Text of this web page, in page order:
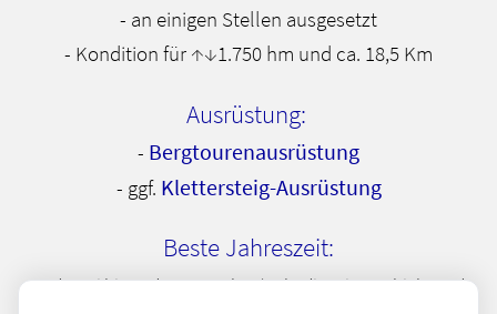
- an einigen Stellen ausgesetzt
- Kondition für ↑↓1.750 hm und ca. 18,5 Km
Ausrüstung:
- Bergtourenausrüstung
- ggf. Klettersteig-Ausrüstung
Beste Jahreszeit:
Ende Mai bis Ende September (unbedingt im Frühjahr und